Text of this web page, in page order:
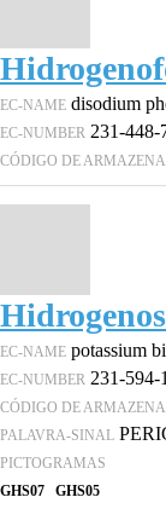
EC-NAME disodium
EC-NUMBER 231-448-
CÓDIGO DE
EC-NAME potassium
EC-NUMBER 231-594-1
CÓDIGO DE
PALAVRA-SINAL
PICTOGRAMAS
GHS07
GHS05